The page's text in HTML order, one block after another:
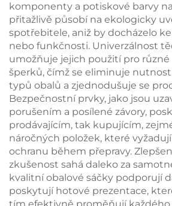
komponenty a potiskové barvy
přitažlivě působí na ekologicky
spotřebitele, aniž by docházelo
nebo funkčnosti. Univerzálnost
umožňuje jejich použití pro různé
šperků, čímž se eliminuje
typů obalů a zjednodušuje se
Bezpečnostní prvky, jako jsou
porušením a posílené závory,
prodávajícím, tak kupujícím,
náročných položek, které
ochranu během přepravy.
zkušenost sahá daleko za
kvalitní obalové sáčky podporují
poskytují hotové prezentace,